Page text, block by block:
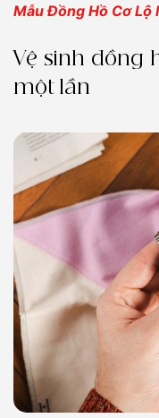
Mẫu Đồng Hồ Cơ Lộ
Vệ sinh đồng
một lần